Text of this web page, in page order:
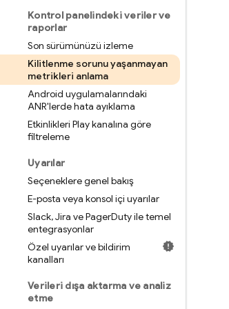
Kontrol panelindeki veriler ve
raporlar
Son sürümünüzü izleme
Kilitlenme sorunu yaşanmayan
metrikleri anlama
Android uygulamalarındaki
ANR'lerde hata ayıklama
Etkinlikleri Play kanalına göre
filtreleme
Uyarılar
Seçeneklere genel bakış
E-posta veya konsol içi uyarılar
Slack,Jira ve PagerDuty ile temel
entegrasyonlar
Özel uyarılar ve bildirim
kanalları
Verileri dışa aktarma ve analiz
etme